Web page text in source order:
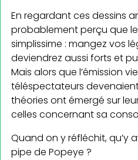
En regardant ces dessins
probablement perçu que
simplissime : mangez vos
deviendrez aussi forts et
Mais alors que l’émission
téléspectateurs
théories ont émergé sur
celles concernant sa
Quand on y réfléchit, qu’y
pipe de Popeye ?